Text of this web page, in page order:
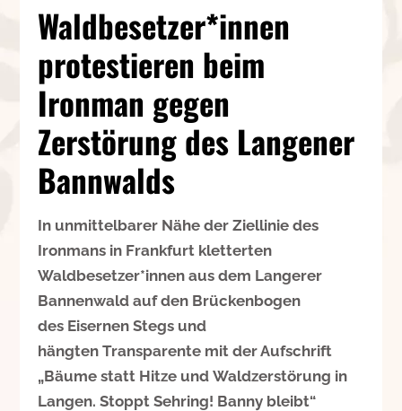
Waldbesetzer*innen
protestieren beim
Ironman gegen
Zerstörung des Langener
Bannwalds
In unmittelbarer Nähe der Ziellinie des
Ironmans in Frankfurt kletterten
Waldbesetzer*innen aus dem Langerer
Bannenwald auf den Brückenbogen
des Eisernen Stegs und
hängten Transparente mit der Aufschrift
„Bäume statt Hitze und Waldzerstörung in
Langen. Stoppt Sehring! Banny bleibt“